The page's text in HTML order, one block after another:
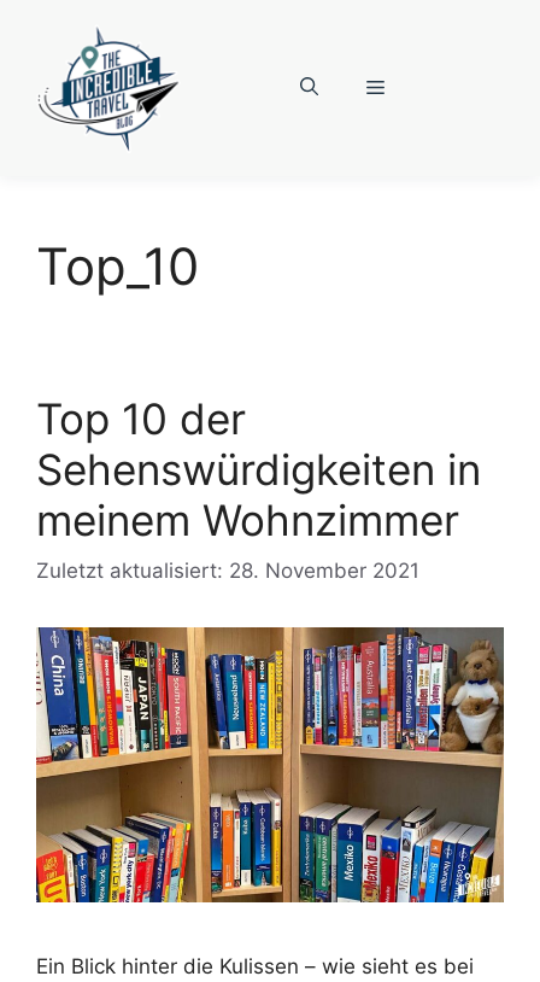
springen
Menü
Top_10
Top 10 der
Sehenswürdigkeiten in
meinem Wohnzimmer
Zuletzt aktualisiert: 28. November 2021
Ein Blick hinter die Kulissen – wie sieht es bei